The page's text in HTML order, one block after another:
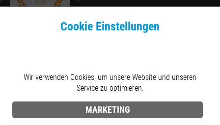
Facebook Instagram Xing LinkedIn
Cookie Einstellungen
Wir verwenden Cookies, um unsere Website und unseren
Service zu optimieren.
MARKETING